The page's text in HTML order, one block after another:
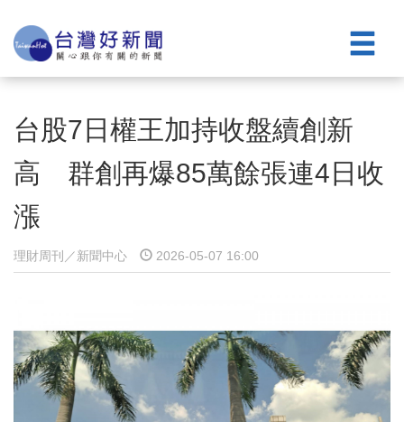
台股7日權王加持收盤續創新
高 群創再爆85萬餘張連4日收
漲
理財周刊／新聞中心 2026-05-07 16:00